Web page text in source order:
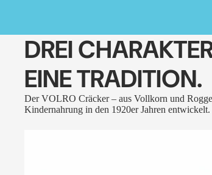
DREI
EINE TRADITION.
Der VOLRO Cräcker – aus Vollkorn und
Kindernahrung in den 1920er Jahren entwickelt.